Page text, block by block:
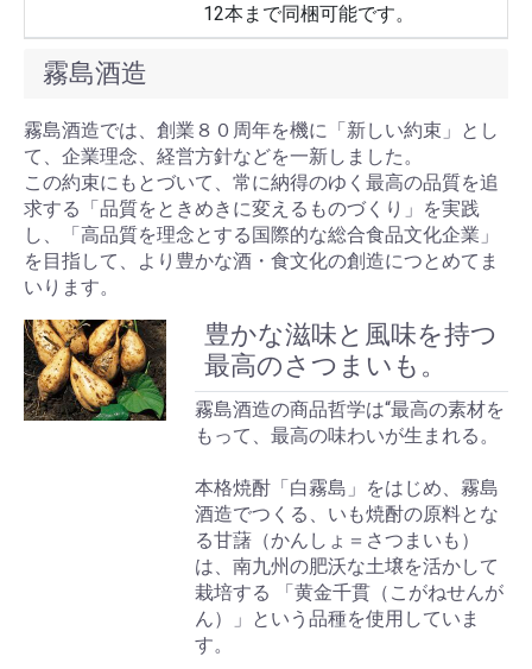
12本まで同梱可能です。
霧島酒造
霧島酒造では、創業８０周年を機に「新しい約束」とし
て、企業理念、経営方針などを一新しました。
この約束にもとづいて、常に納得のゆく最高の品質を追
求する「品質をときめきに変えるものづくり」を実践
し、「高品質を理念とする国際的な総合食品文化企業」
を目指して、より豊かな酒・食文化の創造につとめてま
いります。
豊かな滋味と風味を持つ
最高のさつまいも。
霧島酒造の商品哲学は“最高の素材を
もって、最高の味わいが生まれる。
本格焼酎「白霧島」をはじめ、霧島
酒造でつくる、いも焼酎の原料とな
る甘藷（かんしょ＝さつまいも）
は、南九州の肥沃な土壌を活かして
栽培する 「黄金千貫（こがねせんが
ん）」という品種を使用していま
す。